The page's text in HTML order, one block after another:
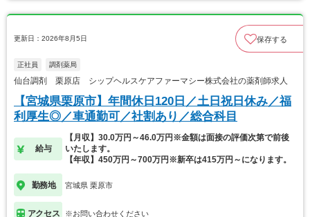
更新日：2026年8月5日 保存する
正社員 調剤薬局
仙台調剤 栗原店 シップヘルスケアファーマシー株式会社の薬剤師求人
【宮城県栗原市】年間休日120日／土日祝日休み／福
利厚生◎／車通勤可／社割あり／総合科目
給与
【月収】30.0万円～46.0万円※金額は面接の評価次第で前後
いたします。
【年収】450万円～700万円※新卒は415万円～になります。
勤務地 宮城県 栗原市
アクセス ※お問い合わせください